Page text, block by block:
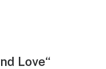
Love“